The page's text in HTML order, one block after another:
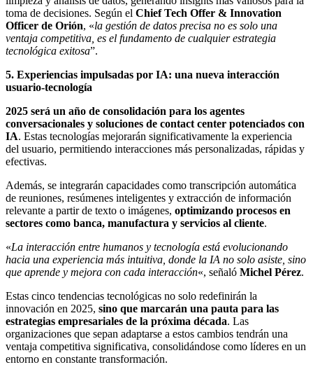
toma de decisiones. Según el Chief Tech Offer & Innovation
Officer de Orión, «la gestión de datos precisa no es solo una
ventaja competitiva, es el fundamento de cualquier estrategia
tecnológica exitosa”.
5. Experiencias impulsadas por IA: una nueva interacción
usuario-tecnología
2025 será un año de consolidación para los agentes
conversacionales y soluciones de contact center potenciados con
IA. Estas tecnologías mejorarán significativamente la experiencia
del usuario, permitiendo interacciones más personalizadas, rápidas y
efectivas.
Además, se integrarán capacidades como transcripción automática
de reuniones, resúmenes inteligentes y extracción de información
relevante a partir de texto o imágenes, optimizando procesos en
sectores como banca, manufactura y servicios al cliente.
«La interacción entre humanos y tecnología está evolucionando
hacia una experiencia más intuitiva, donde la IA no solo asiste, sino
que aprende y mejora con cada interacción«, señaló Michel Pérez.
Estas cinco tendencias tecnológicas no solo redefinirán la
innovación en 2025, sino que marcarán una pauta para las
estrategias empresariales de la próxima década. Las
organizaciones que sepan adaptarse a estos cambios tendrán una
ventaja competitiva significativa, consolidándose como líderes en un
entorno en constante transformación.